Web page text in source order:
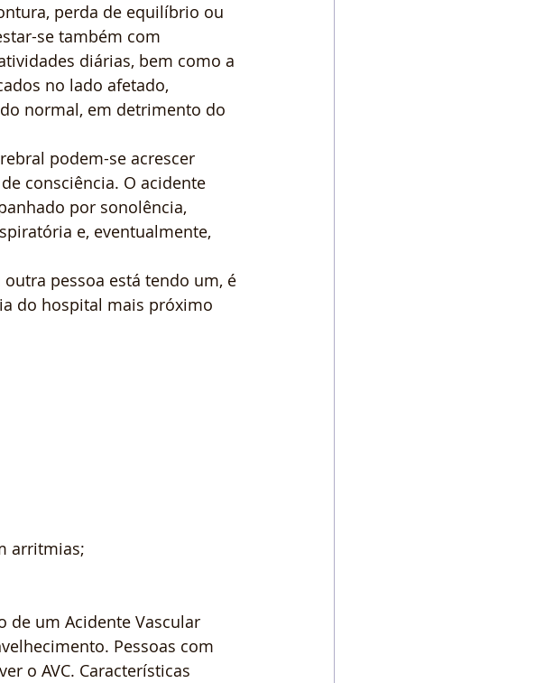
perda de equilíbrio ou
se também com
diárias, bem como a
no lado afetado,
normal, em detrimento do
podem-se acrescer
consciência. O acidente
por sonolência,
e, eventualmente,
outra pessoa está tendo um, é
do hospital mais próximo
arritmias;
de um Acidente Vascular
Pessoas com
o AVC. Características